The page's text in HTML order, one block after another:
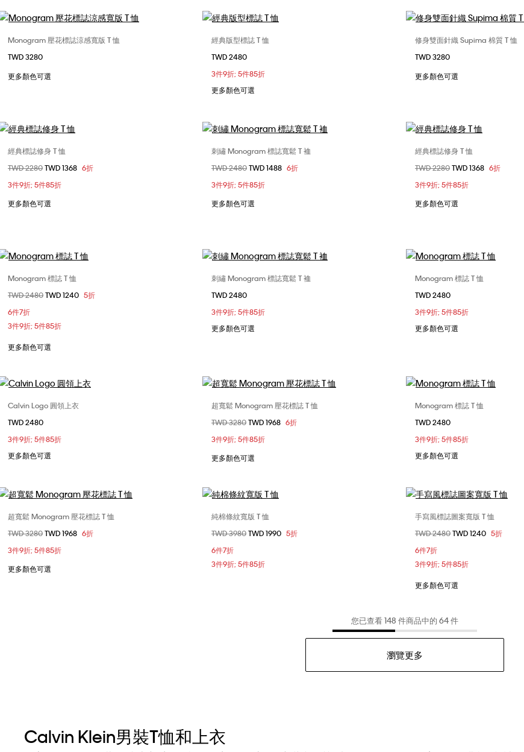
選擇您的尺碼
XL
Monogram 壓花標誌涼感寬版 T 恤
TWD 3280
更多顏色可選
XS
XXL
經典版型標誌 T 恤
TWD 2480
3件9折; 5件85折
更多顏色可選
選擇您的尺碼
XS
XXL
修身雙面針織 Supima 棉質 T 恤
TWD 3280
更多顏色可選
S
M
XXL
經典標誌修身 T 恤
價格扣減從
TWD 2280至
TWD 1368 6折
3件9折; 5件85折
更多顏色可選
選擇您的尺碼
XS
S
XL
刺繡 Monogram 標誌寬鬆 T 裇
價格扣減從
TWD 2480至
TWD 1488 6折
3件9折; 5件85折
更多顏色可選
XS
S
XXL
經典標誌修身 T 恤
價格扣減從
TWD 2280至
TWD 1368 6折
3件9折; 5件85折
更多顏色可選
XS
S
Monogram 標誌 T 恤
價格扣減從
TWD 2480至
TWD 1240 5折
6件7折
3件9折; 5件85折
更多顏色可選
選擇您的尺碼
XS
XL
刺繡 Monogram 標誌寬鬆 T 裇
TWD 2480
3件9折; 5件85折
更多顏色可選
XS
XL
Monogram 標誌 T 恤
TWD 2480
3件9折; 5件85折
更多顏色可選
選擇您的尺碼
XS
XL
Calvin Logo 圓領上衣
TWD 2480
3件9折; 5件85折
更多顏色可選
選擇您的尺碼
XXS
XS
超寬鬆 Monogram 壓花標誌 T 恤
價格扣減從
TWD 3280至
TWD 1968 6折
3件9折; 5件85折
更多顏色可選
Monogram 標誌 T 恤
TWD 2480
3件9折; 5件85折
更多顏色可選
選擇您的尺碼
超寬鬆 Monogram 壓花標誌 T 恤
價格扣減從
TWD 3280至
TWD 1968 6折
3件9折; 5件85折
更多顏色可選
XS
S
純棉條紋寬版 T 恤
價格扣減從
TWD 3980至
TWD 1990 5折
6件7折
3件9折; 5件85折
選擇您的尺碼
XS
S
手寫風標誌圖案寬版 T 恤
價格扣減從
TWD 2480至
TWD 1240 5折
6件7折
3件9折; 5件85折
更多顏色可選
您已查看 148 件商品中的 64 件
瀏覽更多
Calvin Klein男裝T恤和上衣